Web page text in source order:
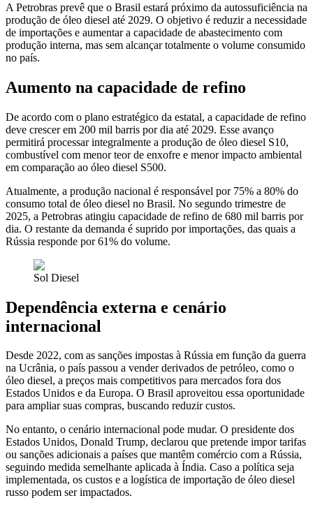
A Petrobras prevê que o Brasil estará próximo da autossuficiência na
produção de óleo diesel até 2029. O objetivo é reduzir a necessidade
de importações e aumentar a capacidade de abastecimento com
produção interna, mas sem alcançar totalmente o volume consumido
no país.
Aumento na capacidade de refino
De acordo com o plano estratégico da estatal, a capacidade de refino
deve crescer em 200 mil barris por dia até 2029. Esse avanço
permitirá processar integralmente a produção de óleo diesel S10,
combustível com menor teor de enxofre e menor impacto ambiental
em comparação ao óleo diesel S500.
Atualmente, a produção nacional é responsável por 75% a 80% do
consumo total de óleo diesel no Brasil. No segundo trimestre de
2025, a Petrobras atingiu capacidade de refino de 680 mil barris por
dia. O restante da demanda é suprido por importações, das quais a
Rússia responde por 61% do volume.
Sol Diesel
Dependência externa e cenário
internacional
Desde 2022, com as sanções impostas à Rússia em função da guerra
na Ucrânia, o país passou a vender derivados de petróleo, como o
óleo diesel, a preços mais competitivos para mercados fora dos
Estados Unidos e da Europa. O Brasil aproveitou essa oportunidade
para ampliar suas compras, buscando reduzir custos.
No entanto, o cenário internacional pode mudar. O presidente dos
Estados Unidos, Donald Trump, declarou que pretende impor tarifas
ou sanções adicionais a países que mantêm comércio com a Rússia,
seguindo medida semelhante aplicada à Índia. Caso a política seja
implementada, os custos e a logística de importação de óleo diesel
russo podem ser impactados.